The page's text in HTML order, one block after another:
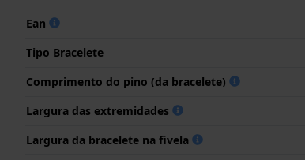
Ean
Tipo Bracelete
Comprimento do pino (da bracelete)
Largura das extremidades
Largura da bracelete na fivela